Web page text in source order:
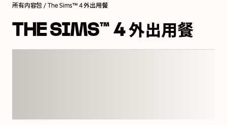
所有内容包 / The Sims™ 4 外出用餐
THE SIMS™ 4 外出用餐